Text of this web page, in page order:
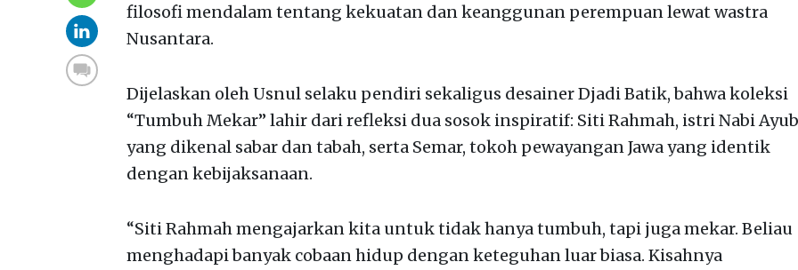
filosofi mendalam tentang kekuatan dan keanggunan perempuan lewat wastra
Nusantara.
Dijelaskan oleh Usnul selaku pendiri sekaligus desainer Djadi Batik, bahwa koleksi
“Tumbuh Mekar” lahir dari refleksi dua sosok inspiratif: Siti Rahmah, istri Nabi Ayub
yang dikenal sabar dan tabah, serta Semar, tokoh pewayangan Jawa yang identik
dengan kebijaksanaan.
“Siti Rahmah mengajarkan kita untuk tidak hanya tumbuh, tapi juga mekar. Beliau
menghadapi banyak cobaan hidup dengan keteguhan luar biasa. Kisahnya